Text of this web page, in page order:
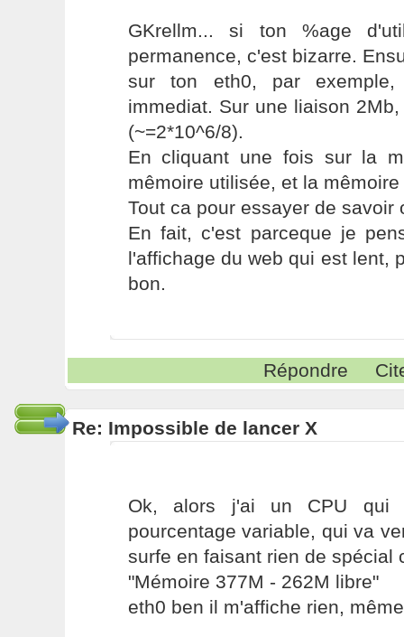
GKrellm... si ton %age
permanence, c'est bizarre.
sur ton eth0, par
immediat. Sur une liaison
(~=2*10^6/8).
En cliquant une fois sur la
mêmoire utilisée, et la mêmoire
Tout ca pour essayer de savoir
En fait, c'est parceque je
l'affichage du web qui est lent,
bon.
Répondre
Re: Impossible de lancer X
Ok, alors j'ai un CPU qui
pourcentage variable, qui va
surfe en faisant rien de spécial
"Mémoire 377M - 262M libre"
eth0 ben il m'affiche rien,